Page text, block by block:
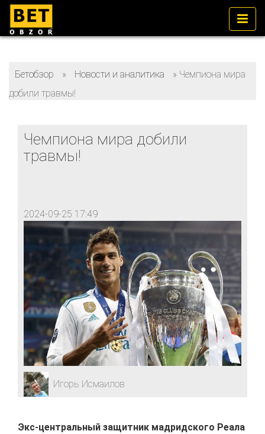
Бетобзор » Новости и аналитика » Чемпиона мира
добили травмы!
Чемпиона мира добили
травмы!
2024-09-25 17:49
Игорь Исмаилов
Экс-центральный защитник мадридского Реала